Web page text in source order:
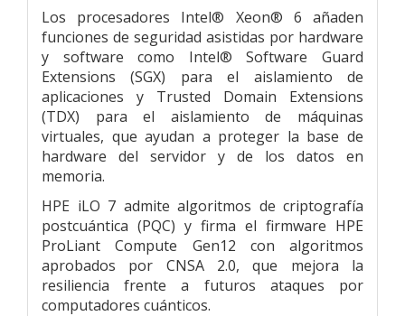
Los procesadores Intel® Xeon® 6 añaden
funciones de seguridad asistidas por hardware
y software como Intel® Software Guard
Extensions (SGX) para el aislamiento de
aplicaciones y Trusted Domain Extensions
(TDX) para el aislamiento de máquinas
virtuales, que ayudan a proteger la base de
hardware del servidor y de los datos en
memoria.
HPE iLO 7 admite algoritmos de criptografía
postcuántica (PQC) y firma el firmware HPE
ProLiant Compute Gen12 con algoritmos
aprobados por CNSA 2.0, que mejora la
resiliencia frente a futuros ataques por
computadores cuánticos.